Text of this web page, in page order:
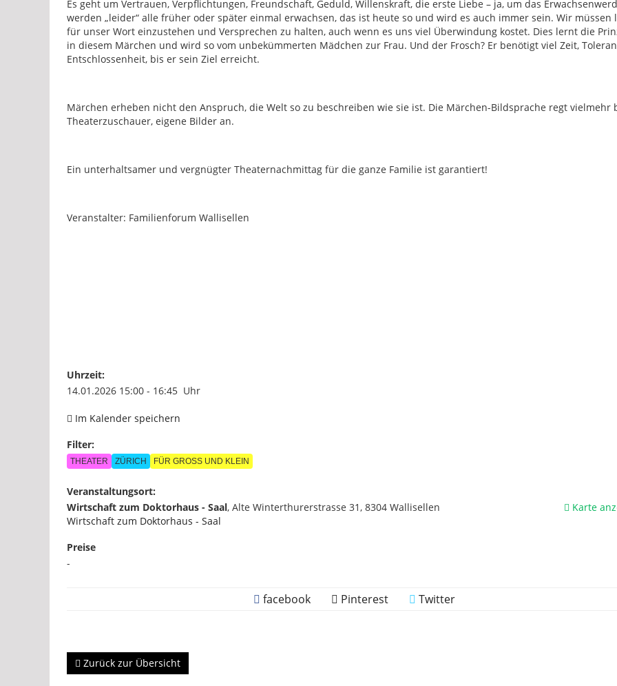
Es geht um Vertrauen, Verpflichtungen, Freundschaft, Geduld, Willenskraft, die erste Liebe – ja, um das
werden „leider“ alle früher oder später einmal erwachsen, das ist heute so und wird es auch immer sein. Wir müssen
für unser Wort einzustehen und Versprechen zu halten, auch wenn es uns viel Überwindung kostet. Dies lernt die
in diesem Märchen und wird so vom unbekümmerten Mädchen zur Frau. Und der Frosch? Er benötigt viel Zeit,
Entschlossenheit, bis er sein Ziel erreicht.
Märchen erheben nicht den Anspruch, die Welt so zu beschreiben wie sie ist. Die Märchen-Bildsprache regt vielmehr
Theaterzuschauer, eigene Bilder an.
Ein unterhaltsamer und vergnügter Theaternachmittag für die ganze Familie ist garantiert!
Veranstalter: Familienforum Wallisellen
Uhrzeit:
14.01.2026 15:00 - 16:45 Uhr
Im Kalender speichern
Filter:
THEATER ZÜRICH FÜR GROSS UND KLEIN
Veranstaltungsort:
Karte
Wirtschaft zum Doktorhaus - Saal, Alte Winterthurerstrasse 31, 8304 Wallisellen
Wirtschaft zum Doktorhaus - Saal
Preise
-
facebook Pinterest Twitter
Zurück zur Übersicht